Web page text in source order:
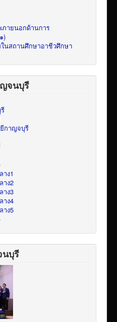
ายนอกด้านการ
)
นสถานศึกษาอาชีวศึกษา
จนบุรี
กาญจบุรี
ง1
าง2
าง3
าง4
าง5
นบุรี